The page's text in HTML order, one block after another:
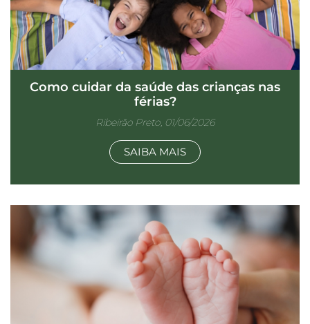
Como cuidar da saúde das crianças nas
férias?
Ribeirão Preto, 01/06/2026
SAIBA MAIS